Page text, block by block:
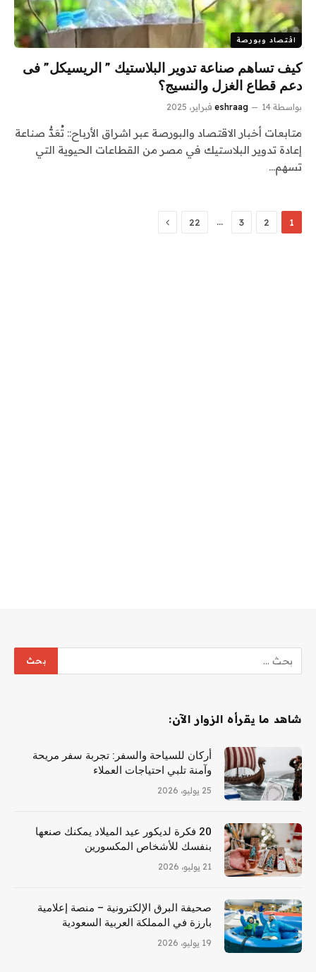
اقتصاد وبورصة
كيف تساهم صناعة تدوير البلاستيك ” الريسيكل” فى
دعم قطاع الغزل والنسيج؟
بواسطة eshraag 14 فبراير، 2025
متابعات أخبار الاقتصاد والبورصة عبر اشراق الأرباح:: تُعَدُّ صناعة
إعادة تدوير البلاستيك في مصر من القطاعات الحيوية التي
تسهم…
1
2
3
…
22 التالي
شاهد ما يقرأه الزوار الآن:
أركان للسياحة والسفر: تجربة سفر مريحة
وآمنة تلبي احتياجات العملاء
25 يوليو، 2026
20 فكرة لديكور عيد الميلاد يمكنك صنعها
بنفسك للأشخاص المكسورين
21 يوليو، 2026
صحيفة البرق الإلكترونية – منصة إعلامية
بارزة في المملكة العربية السعودية
19 يوليو، 2026